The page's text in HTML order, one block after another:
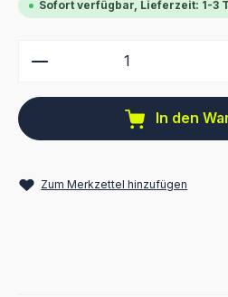
Sofort verfügbar, Lieferzeit: 1-3
Produkt Anzahl: Gib den
In den
Zum Merkzettel hinzufügen